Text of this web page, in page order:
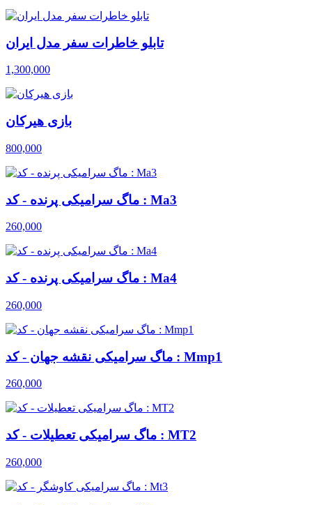
تابلو خاطرات سفر مدل ایران
1,300,000
بازی هیرکان
800,000
ماگ سرامیکی پرنده - کد : Ma3
260,000
ماگ سرامیکی پرنده - کد : Ma4
260,000
ماگ سرامیکی نقشه جهان - کد : Mmp1
260,000
ماگ سرامیکی تعطیلات - کد : MT2
260,000